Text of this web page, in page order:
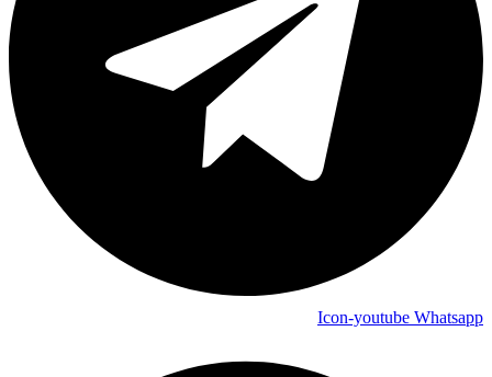
Icon-youtube Whatsapp